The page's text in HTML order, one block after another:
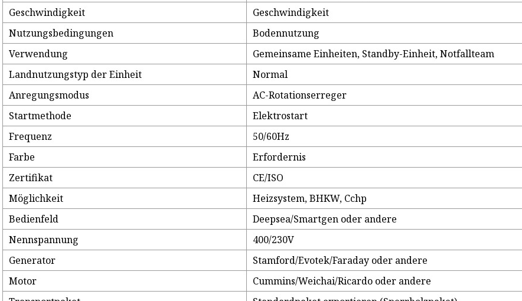
Geschwindigkeit
Geschwindigkeit
Nutzungsbedingungen
Bodennutzung
Verwendung
Gemeinsame Einheiten, Standby-Einheit, Notfallteam
Landnutzungstyp der Einheit
Normal
Anregungsmodus
AC-Rotationserreger
Startmethode
Elektrostart
Frequenz
50/60Hz
Farbe
Erfordernis
Zertifikat
CE/ISO
Möglichkeit
Heizsystem, BHKW, Cchp
Bedienfeld
Deepsea/Smartgen oder andere
Nennspannung
400/230V
Generator
Stamford/Evotek/Faraday oder andere
Motor
Cummins/Weichai/Ricardo oder andere